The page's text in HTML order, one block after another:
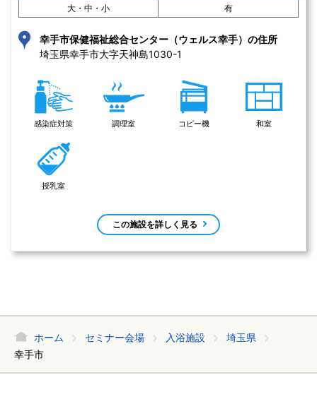
大・中・小
有
幸手市保健福祉総合センター（ウェルス幸手）の住所
埼玉県幸手市大字天神島1030-1
感染症対策 調理室 コピー機 和室
授乳室
この施設を詳しく見る
ホーム セミナー会場 入浴施設
埼玉県
幸手市